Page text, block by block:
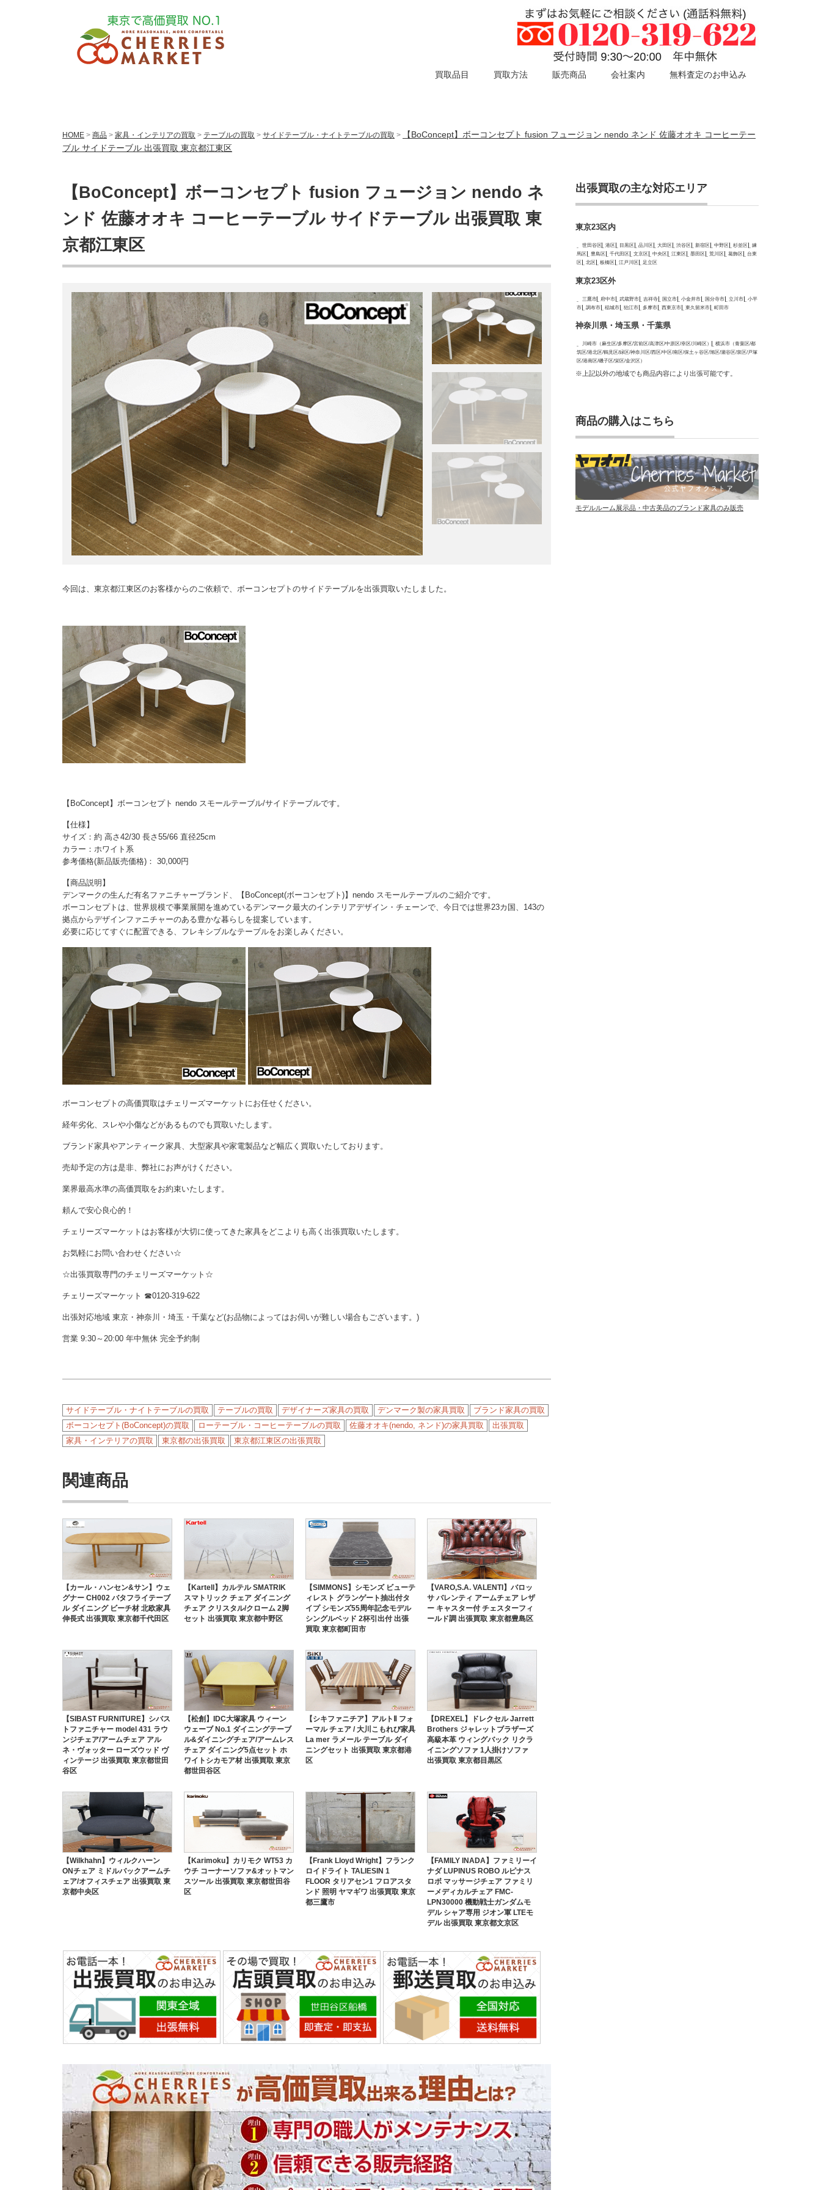
買取品目 買取方法 販売商品 会社案内 無料査定のお申込み
HOME > 商品 > 家具・インテリアの買取 > テーブルの買取 > サイドテーブル・ナイトテーブルの買取 >
【BoConcept】ボーコンセプト fusion フュージョン nendo ネンド 佐藤オオキ コーヒーテー
ブル サイドテーブル 出張買取 東京都江東区
【BoConcept】ボーコンセプト fusion フュージョン nendo ネ
ンド 佐藤オオキ コーヒーテーブル サイドテーブル 出張買取 東
京都江東区
今回は、東京都江東区のお客様からのご依頼で、ボーコンセプトのサイドテーブルを出張買取いたしました。
【BoConcept】ボーコンセプト nendo スモールテーブル/サイドテーブルです。
【仕様】
サイズ：約 高さ42/30 長さ55/66 直径25cm
カラー：ホワイト系
参考価格(新品販売価格)： 30,000円
【商品説明】
デンマークの生んだ有名ファニチャーブランド、【BoConcept(ボーコンセプト)】nendo スモールテーブルのご紹介です。
ボーコンセプトは、世界規模で事業展開を進めているデンマーク最大のインテリアデザイン・チェーンで、今日では世界23カ国、143の
拠点からデザインファニチャーのある豊かな暮らしを提案しています。
必要に応じてすぐに配置できる、フレキシブルなテーブルをお楽しみください。
ボーコンセプトの高価買取はチェリーズマーケットにお任せください。
経年劣化、スレや小傷などがあるものでも買取いたします。
ブランド家具やアンティーク家具、大型家具や家電製品など幅広く買取いたしております。
売却予定の方は是非、弊社にお声がけください。
業界最高水準の高価買取をお約束いたします。
頼んで安心良心的！
チェリーズマーケットはお客様が大切に使ってきた家具をどこよりも高く出張買取いたします。
お気軽にお問い合わせください☆
☆出張買取専門のチェリーズマーケット☆
チェリーズマーケット ☎︎0120-319-622
出張対応地域 東京・神奈川・埼玉・千葉など(お品物によってはお伺いが難しい場合もございます。)
営業 9:30～20:00 年中無休 完全予約制
サイドテーブル・ナイトテーブルの買取 テーブルの買取 デザイナーズ家具の買取 デンマーク製の家具買取
ブランド家具の買取
ボーコンセプト(BoConcept)の買取
ローテーブル・コーヒーテーブルの買取 佐藤オオキ(nendo, ネンド)の家具買取
出張買取
家具・インテリアの買取
東京都の出張買取 東京都江東区の出張買取
関連商品
【カール・ハンセン&サン】ウェ
グナー CH002 バタフライテーブ
ル ダイニング ビーチ材 北欧家具
伸長式 出張買取 東京都千代田区
【Kartell】カルテル SMATRIK
スマトリック チェア ダイニング
チェア クリスタル/クローム 2脚
セット 出張買取 東京都中野区
【SIMMONS】シモンズ ビューテ
ィレスト グランゲート抽出付タ
イプ シモンズ55周年記念モデル
シングルベッド 2杯引出付 出張
買取 東京都町田市
【VARO,S.A. VALENTI】バロッ
サ バレンティ アームチェア レザ
ー キャスター付 チェスターフィ
ールド調 出張買取 東京都豊島区
【SIBAST FURNITURE】シバス
トファニチャー model 431 ラウ
ンジチェア/アームチェア アル
ネ・ヴォッター ローズウッド ヴ
ィンテージ 出張買取 東京都世田
谷区
【松創】IDC大塚家具 ウィーン
ウェーブ No.1 ダイニングテーブ
ル&ダイニングチェア/アームレス
チェア ダイニング5点セット ホ
ワイトシカモア材 出張買取 東京
都世田谷区
【シキファニチア】アルトⅡ フォ
ーマル チェア / 大川こもれび家具
La mer ラメール テーブル ダイ
ニングセット 出張買取 東京都港
区
【DREXEL】ドレクセル Jarrett
Brothers ジャレットブラザーズ
高級本革 ウィングバック リクラ
イニングソファ 1人掛けソファ
出張買取 東京都目黒区
【Wilkhahn】ウィルクハーン
ONチェア ミドルバックアームチ
ェア/オフィスチェア 出張買取 東
京都中央区
【Karimoku】カリモク WT53 カ
ウチ コーナーソファ&オットマン
スツール 出張買取 東京都世田谷
区
【Frank Lloyd Wright】フランク
ロイドライト TALIESIN 1
FLOOR タリアセン1 フロアスタ
ンド 照明 ヤマギワ 出張買取 東京
都三鷹市
【FAMILY INADA】ファミリーイ
ナダ LUPINUS ROBO ルピナス
ロボ マッサージチェア ファミリ
ーメディカルチェア FMC-
LPN30000 機動戦士ガンダムモ
デル シャア専用 ジオン軍 LTEモ
デル 出張買取 東京都文京区
出張買取の主な対応エリア
東京23区内
世田谷区 港区 目黒区 品川区 大田区 渋谷区 新宿区 中野区 杉並区
練
馬区
豊島区 千代田区 文京区 中央区 江東区 墨田区 荒川区 葛飾区
台東
区
北区 板橋区 江戸川区 足立区
東京23区外
三鷹市 府中市 武蔵野市 吉祥寺 国立市 小金井市 国分寺市 立川市
小平
市
調布市 稲城市 狛江市 多摩市 西東京市 東久留米市 町田市
神奈川県・埼玉県・千葉県
川崎市（麻生区/多摩区/宮前区/高津区/中原区/幸区/川崎区）
横浜市（青葉区/都
筑区/港北区/鶴見区/緑区/神奈川区/西区/中区/南区/保土ヶ谷区/旭区/瀬谷区/泉区/戸塚
区/港南区/磯子区/栄区/金沢区）
※上記以外の地域でも商品内容により出張可能です。
商品の購入はこちら
モデルルーム展示品・中古美品のブランド家具のみ販売